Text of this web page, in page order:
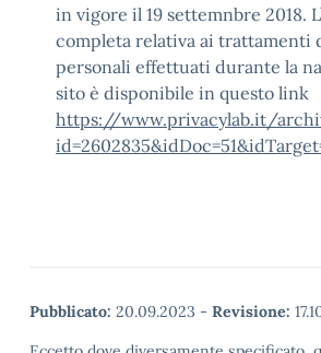
in vigore il 19 settemnbre 2018.
completa relativa ai trattamenti
personali effettuati durante la
sito è disponibile in questo link
https://www.privacylab.it/
Pubblicato: 20.09.2023 - Revisione: